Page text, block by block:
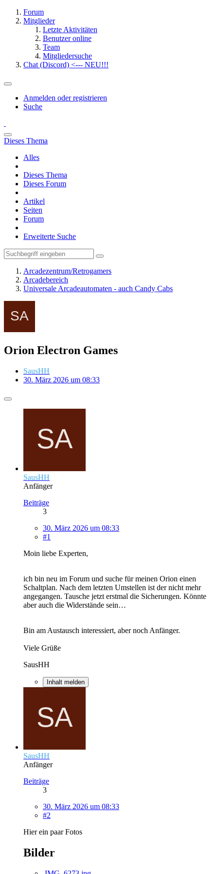
Forum
Mitglieder
Letzte Aktivitäten
Benutzer online
Team
Mitgliedersuche
Chat (Discord) <--- NEU!!!
Anmelden oder registrieren
Suche
Dieses Thema
Alles
Dieses Thema
Dieses Forum
Artikel
Seiten
Forum
Erweiterte Suche
Arcadezentrum/Retrogamers
Arcadebereich
Universale Arcadeautomaten - auch Candy Cabs
Orion Electron Games
SausHH
30. März 2026 um 08:33
SausHH
Anfänger
Beiträge
3
30. März 2026 um 08:33
#1
Moin liebe Experten,
ich bin neu im Forum und suche für meinen Orion einen
Schaltplan. Nach dem letzten Umstellen ist der nicht mehr
angegangen. Tausche jetzt erstmal die Sicherungen. Könnte
aber auch die Widerstände sein…
Bin am Austausch interessiert, aber noch Anfänger.
Viele Grüße
SausHH
Inhalt melden
SausHH
Anfänger
Beiträge
3
30. März 2026 um 08:33
#2
Hier ein paar Fotos
Bilder